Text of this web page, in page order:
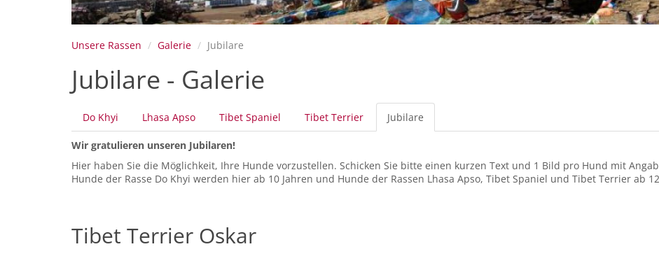
Unsere Rassen Galerie Jubilare
Jubilare - Galerie
Primäre
Reiter
Do Khyi Lhasa Apso Tibet Spaniel Tibet Terrier Jubilare
Reiter)
Wir gratulieren unseren Jubilaren!
Hier haben Sie die Möglichkeit, Ihre Hunde vorzustellen. Schicken Sie bitte einen kurzen Text und 1 Bild pro Hund mit
Hunde der Rasse Do Khyi werden hier ab 10 Jahren und Hunde der Rassen Lhasa Apso, Tibet Spaniel und Tibet Terrier ab
Tibet Terrier Oskar